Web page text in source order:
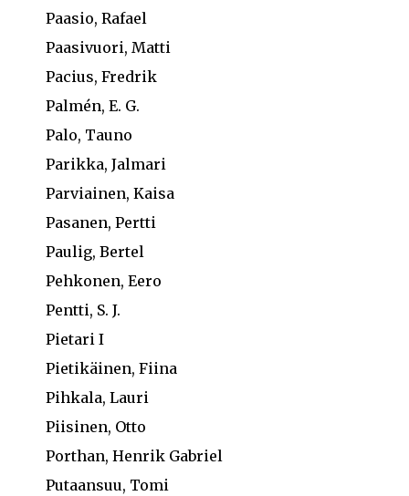
Paasio, Rafael
Paasivuori, Matti
Pacius, Fredrik
Palmén, E. G.
Palo, Tauno
Parikka, Jalmari
Parviainen, Kaisa
Pasanen, Pertti
Paulig, Bertel
Pehkonen, Eero
Pentti, S. J.
Pietari I
Pietikäinen, Fiina
Pihkala, Lauri
Piisinen, Otto
Porthan, Henrik Gabriel
Putaansuu, Tomi